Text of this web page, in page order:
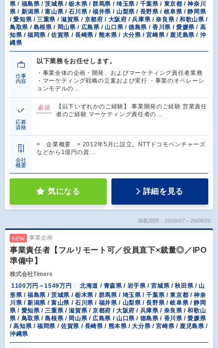
県 / 福島県 / 茨城県 / 栃木県 / 群馬県 / 埼玉県 / 千葉県 / 東京都 / 神奈川
県 / 新潟県 / 富山県 / 石川県 / 福井県 / 山梨県 / 長野県 / 岐阜県 / 静岡県
/ 愛知県 / 三重県 / 滋賀県 / 京都府 / 大阪府 / 兵庫県 / 奈良県 / 和歌山県 /
鳥取県 / 島根県 / 岡山県 / 広島県 / 山口県 / 徳島県 / 香川県 / 愛媛県 / 高
知県 / 福岡県 / 佐賀県 / 長崎県 / 熊本県 / 大分県 / 宮崎県 / 鹿児島県 / 沖
縄県
仕事
内容
以下業務をお任せします。
・事業全体の企画・開発、およびマーケティング責任者業務
・マーケティング戦略の立案および実行 ・事業のオペレーシ
ョンモデルの…
応募
資格
必須
【以下いずれかのご経験】 事業開発のご経験 営業責任
者のご経験 マーケティング責任者の…
会社
概要
< 企業概要 > 2012年5月に設立。NTTドコモベンチャーズ
などから1億円の資…
気になる 詳細を見る
掲載期間：26/08/07～26/08/20
NEW 事業企画
事業責任者【フルリモート可／役員直下×裁量◎／IPO
準備中】
株式会社Timers
1100万円～1549万円
北海道 / 青森県 / 岩手県 / 宮城県 / 秋田県 / 山
形県 / 福島県 / 茨城県 / 栃木県 / 群馬県 / 埼玉県 / 千葉県 / 東京都 / 神奈
川県 / 新潟県 / 富山県 / 石川県 / 福井県 / 山梨県 / 長野県 / 岐阜県 / 静岡
県 / 愛知県 / 三重県 / 滋賀県 / 京都府 / 大阪府 / 兵庫県 / 奈良県 / 和歌山
県 / 鳥取県 / 島根県 / 岡山県 / 広島県 / 山口県 / 徳島県 / 香川県 / 愛媛県
/ 高知県 / 福岡県 / 佐賀県 / 長崎県 / 熊本県 / 大分県 / 宮崎県 / 鹿児島県 /
沖縄県